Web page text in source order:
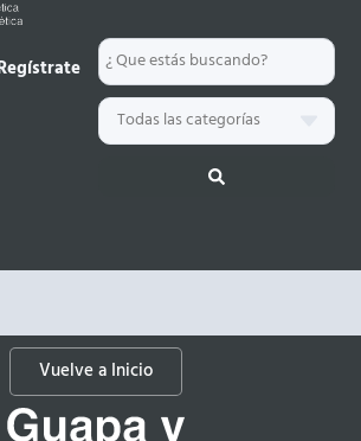
Search
...
Vuelve a Inicio